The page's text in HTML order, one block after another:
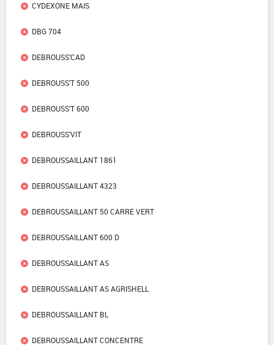
CYDEXONE MAIS
DBG 704
DEBROUSS'CAD
DEBROUSS'T 500
DEBROUSS'T 600
DEBROUSS'VIT
DEBROUSSAILLANT 1861
DEBROUSSAILLANT 4323
DEBROUSSAILLANT 50 CARRE VERT
DEBROUSSAILLANT 600 D
DEBROUSSAILLANT AS
DEBROUSSAILLANT AS AGRISHELL
DEBROUSSAILLANT BL
DEBROUSSAILLANT CONCENTRE